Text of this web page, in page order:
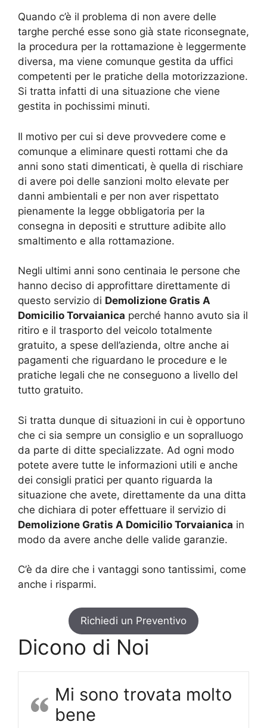
Quando c’è il problema di non avere delle
targhe perché esse sono già state riconsegnate,
la procedura per la rottamazione è leggermente
diversa, ma viene comunque gestita da uffici
competenti per le pratiche della motorizzazione.
Si tratta infatti di una situazione che viene
gestita in pochissimi minuti.
Il motivo per cui si deve provvedere come e
comunque a eliminare questi rottami che da
anni sono stati dimenticati, è quella di rischiare
di avere poi delle sanzioni molto elevate per
danni ambientali e per non aver rispettato
pienamente la legge obbligatoria per la
consegna in depositi e strutture adibite allo
smaltimento e alla rottamazione.
Negli ultimi anni sono centinaia le persone che
hanno deciso di approfittare direttamente di
questo servizio di Demolizione Gratis A
Domicilio Torvaianica perché hanno avuto sia il
ritiro e il trasporto del veicolo totalmente
gratuito, a spese dell’azienda, oltre anche ai
pagamenti che riguardano le procedure e le
pratiche legali che ne conseguono a livello del
tutto gratuito.
Si tratta dunque di situazioni in cui è opportuno
che ci sia sempre un consiglio e un sopralluogo
da parte di ditte specializzate. Ad ogni modo
potete avere tutte le informazioni utili e anche
dei consigli pratici per quanto riguarda la
situazione che avete, direttamente da una ditta
che dichiara di poter effettuare il servizio di
Demolizione Gratis A Domicilio Torvaianica in
modo da avere anche delle valide garanzie.
C’è da dire che i vantaggi sono tantissimi, come
anche i risparmi.
Richiedi un Preventivo
Dicono di Noi
Mi sono trovata molto
bene